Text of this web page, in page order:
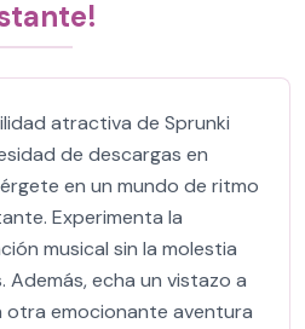
atractiva de Sprunki
de descargas en
en un mundo de ritmo
Experimenta la
musical sin la molestia
Además, echa un vistazo a
otra emocionante aventura